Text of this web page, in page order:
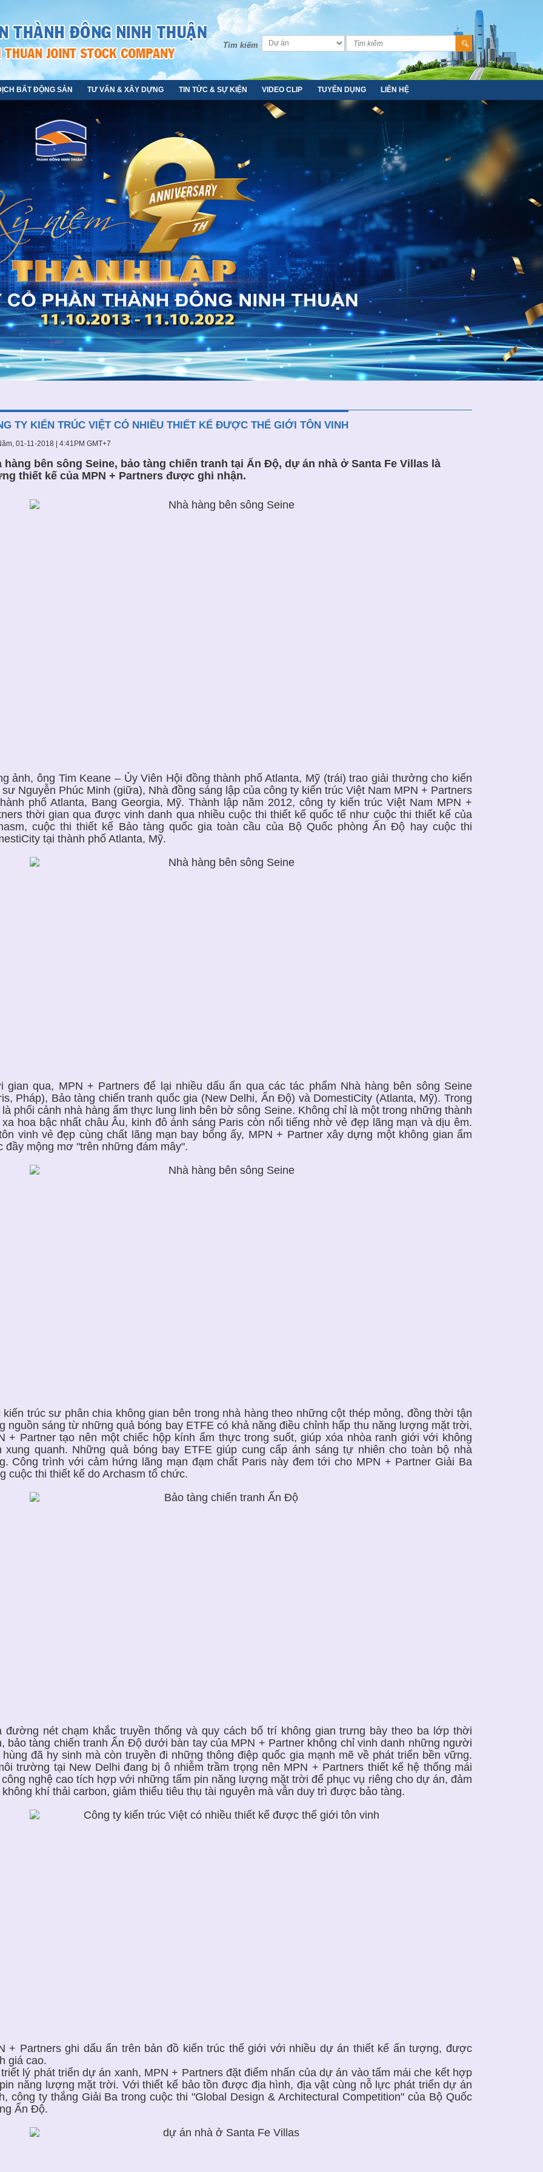
Tìm kiếm
BẤT ĐỘNG SẢN TƯ VẤN & XÂY DỰNG TIN TỨC & SỰ KIỆN VIDEO CLIP TUYỂN DỤNG LIÊN HỆ
TY KIẾN TRÚC VIỆT CÓ NHIỀU THIẾT KẾ ĐƯỢC THẾ GIỚI TÔN VINH
01-11-2018 | 4:41PM GMT+7
hàng bên sông Seine, bảo tàng chiến tranh tại Ấn Độ, dự án nhà ở Santa Fe Villas là
thiết kế của MPN + Partners được ghi nhận.
ảnh, ông Tim Keane – Ủy Viên Hội đồng thành phố Atlanta, Mỹ (trái) trao giải thưởng cho kiến
sư Nguyễn Phúc Minh (giữa), Nhà đồng sáng lập của công ty kiến trúc Việt Nam MPN + Partners
phố Atlanta, Bang Georgia, Mỹ. Thành lập năm 2012, công ty kiến trúc Việt Nam MPN +
thời gian qua được vinh danh qua nhiều cuộc thi thiết kế quốc tế như cuộc thi thiết kế của
cuộc thi thiết kế Bảo tàng quốc gia toàn cầu của Bộ Quốc phòng Ấn Độ hay cuộc thi
tại thành phố Atlanta, Mỹ.
gian qua, MPN + Partners để lại nhiều dấu ấn qua các tác phẩm Nhà hàng bên sông Seine
Pháp), Bảo tàng chiến tranh quốc gia (New Delhi, Ấn Độ) và DomestiCity (Atlanta, Mỹ). Trong
là phối cảnh nhà hàng ẩm thực lung linh bên bờ sông Seine. Không chỉ là một trong những thành
xa hoa bậc nhất châu Âu, kinh đô ánh sáng Paris còn nổi tiếng nhờ vẻ đẹp lãng mạn và dịu êm.
vinh vẻ đẹp cùng chất lãng mạn bay bổng ấy, MPN + Partner xây dựng một không gian ẩm
đầy mộng mơ "trên những đám mây".
kiến trúc sư phân chia không gian bên trong nhà hàng theo những cột thép mỏng, đồng thời tận
nguồn sáng từ những quả bóng bay ETFE có khả năng điều chỉnh hấp thu năng lượng mặt trời,
+ Partner tạo nên một chiếc hộp kính ẩm thực trong suốt, giúp xóa nhòa ranh giới với không
xung quanh. Những quả bóng bay ETFE giúp cung cấp ánh sáng tự nhiên cho toàn bộ nhà
Công trình với cảm hứng lãng mạn đạm chất Paris này đem tới cho MPN + Partner Giải Ba
cuộc thi thiết kế do Archasm tổ chức.
đường nét chạm khắc truyền thống và quy cách bố trí không gian trưng bày theo ba lớp thời
bảo tàng chiến tranh Ấn Độ dưới bàn tay của MPN + Partner không chỉ vinh danh những người
hùng đã hy sinh mà còn truyền đi những thông điệp quốc gia mạnh mẽ về phát triển bền vững.
trường tại New Delhi đang bị ô nhiễm trầm trọng nên MPN + Partners thiết kế hệ thống mái
nghệ cao tích hợp với những tấm pin năng lượng mặt trời để phục vụ riêng cho dự án, đảm
không khí thải carbon, giảm thiểu tiêu thụ tài nguyên mà vẫn duy trì được bảo tàng.
+ Partners ghi dấu ấn trên bản đồ kiến trúc thế giới với nhiều dự án thiết kế ấn tượng, được
giá cao.
lý phát triển dự án xanh, MPN + Partners đặt điểm nhấn của dự án vào tấm mái che kết hợp
năng lượng mặt trời. Với thiết kế bảo tồn được địa hình, địa vật cùng nỗ lực phát triển dự án
công ty thắng Giải Ba trong cuộc thi "Global Design & Architectural Competition" của Bộ Quốc
Ấn Độ.